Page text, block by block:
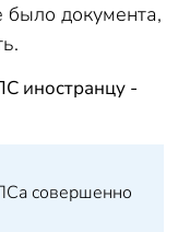
документа,
иностранцу -
совершенно